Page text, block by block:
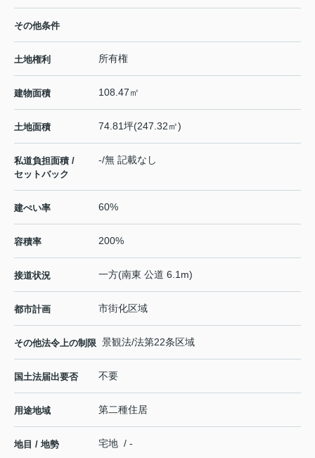
その他条件
土地権利 所有権
建物面積 108.47㎡
土地面積 74.81坪(247.32㎡)
私道負担面積 /
セットバック
-/無 記載なし
建ぺい率 60%
容積率 200%
接道状況 一方(南東 公道 6.1m)
都市計画 市街化区域
その他法令上の制限 景観法/法第22条区域
国土法届出要否 不要
用途地域 第二種住居
地目 / 地勢 宅地 / -